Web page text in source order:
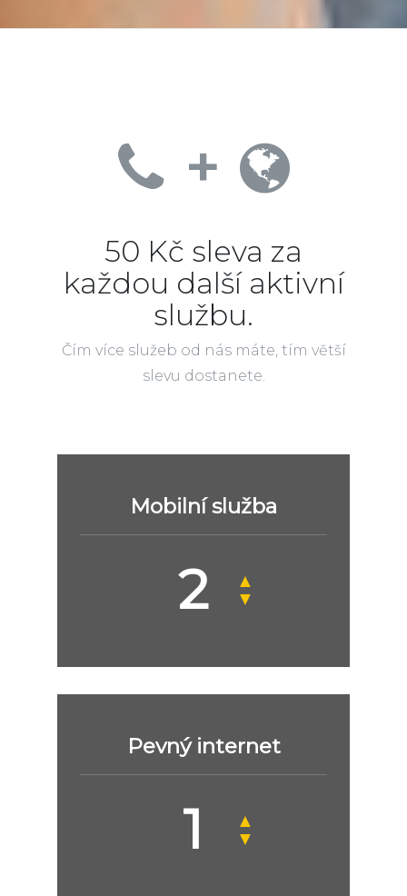
+
50 Kč sleva za
každou další aktivní
službu.
Čím více služeb od nás máte, tím větší
slevu dostanete.
Mobilní služba
▲
▼
Pevný internet
▲
▼